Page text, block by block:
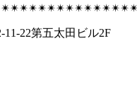
11-22第五太田ビル2F